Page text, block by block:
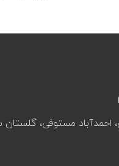
احمدآباد مستوفی،